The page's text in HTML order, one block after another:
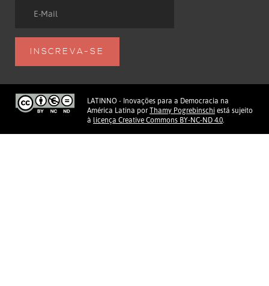
LATINNO - Inovações para a Democracia na
América Latina por Thamy Pogrebinschi está sujeito
à licença Creative Commons BY-NC-ND 4.0.